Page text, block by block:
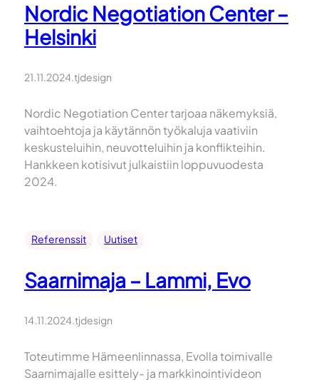
Nordic Negotiation Center –
Helsinki
21.11.2024.tjdesign
Nordic Negotiation Center tarjoaa näkemyksiä,
vaihtoehtoja ja käytännön työkaluja vaativiin
keskusteluihin, neuvotteluihin ja konflikteihin.
Hankkeen kotisivut julkaistiin loppuvuodesta
2024.
Referenssit Uutiset
Saarnimaja – Lammi, Evo
14.11.2024.tjdesign
Toteutimme Hämeenlinnassa, Evolla toimivalle
Saarnimajalle esittely- ja markkinointivideon